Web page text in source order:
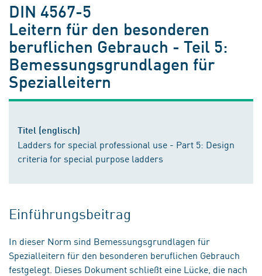
DIN 4567-5
Leitern für den besonderen
beruflichen Gebrauch - Teil 5:
Bemessungsgrundlagen für
Spezialleitern
Titel (englisch)
Ladders for special professional use - Part 5: Design
criteria for special purpose ladders
Einführungsbeitrag
In dieser Norm sind Bemessungsgrundlagen für
Spezialleitern für den besonderen beruflichen Gebrauch
festgelegt. Dieses Dokument schließt eine Lücke, die nach